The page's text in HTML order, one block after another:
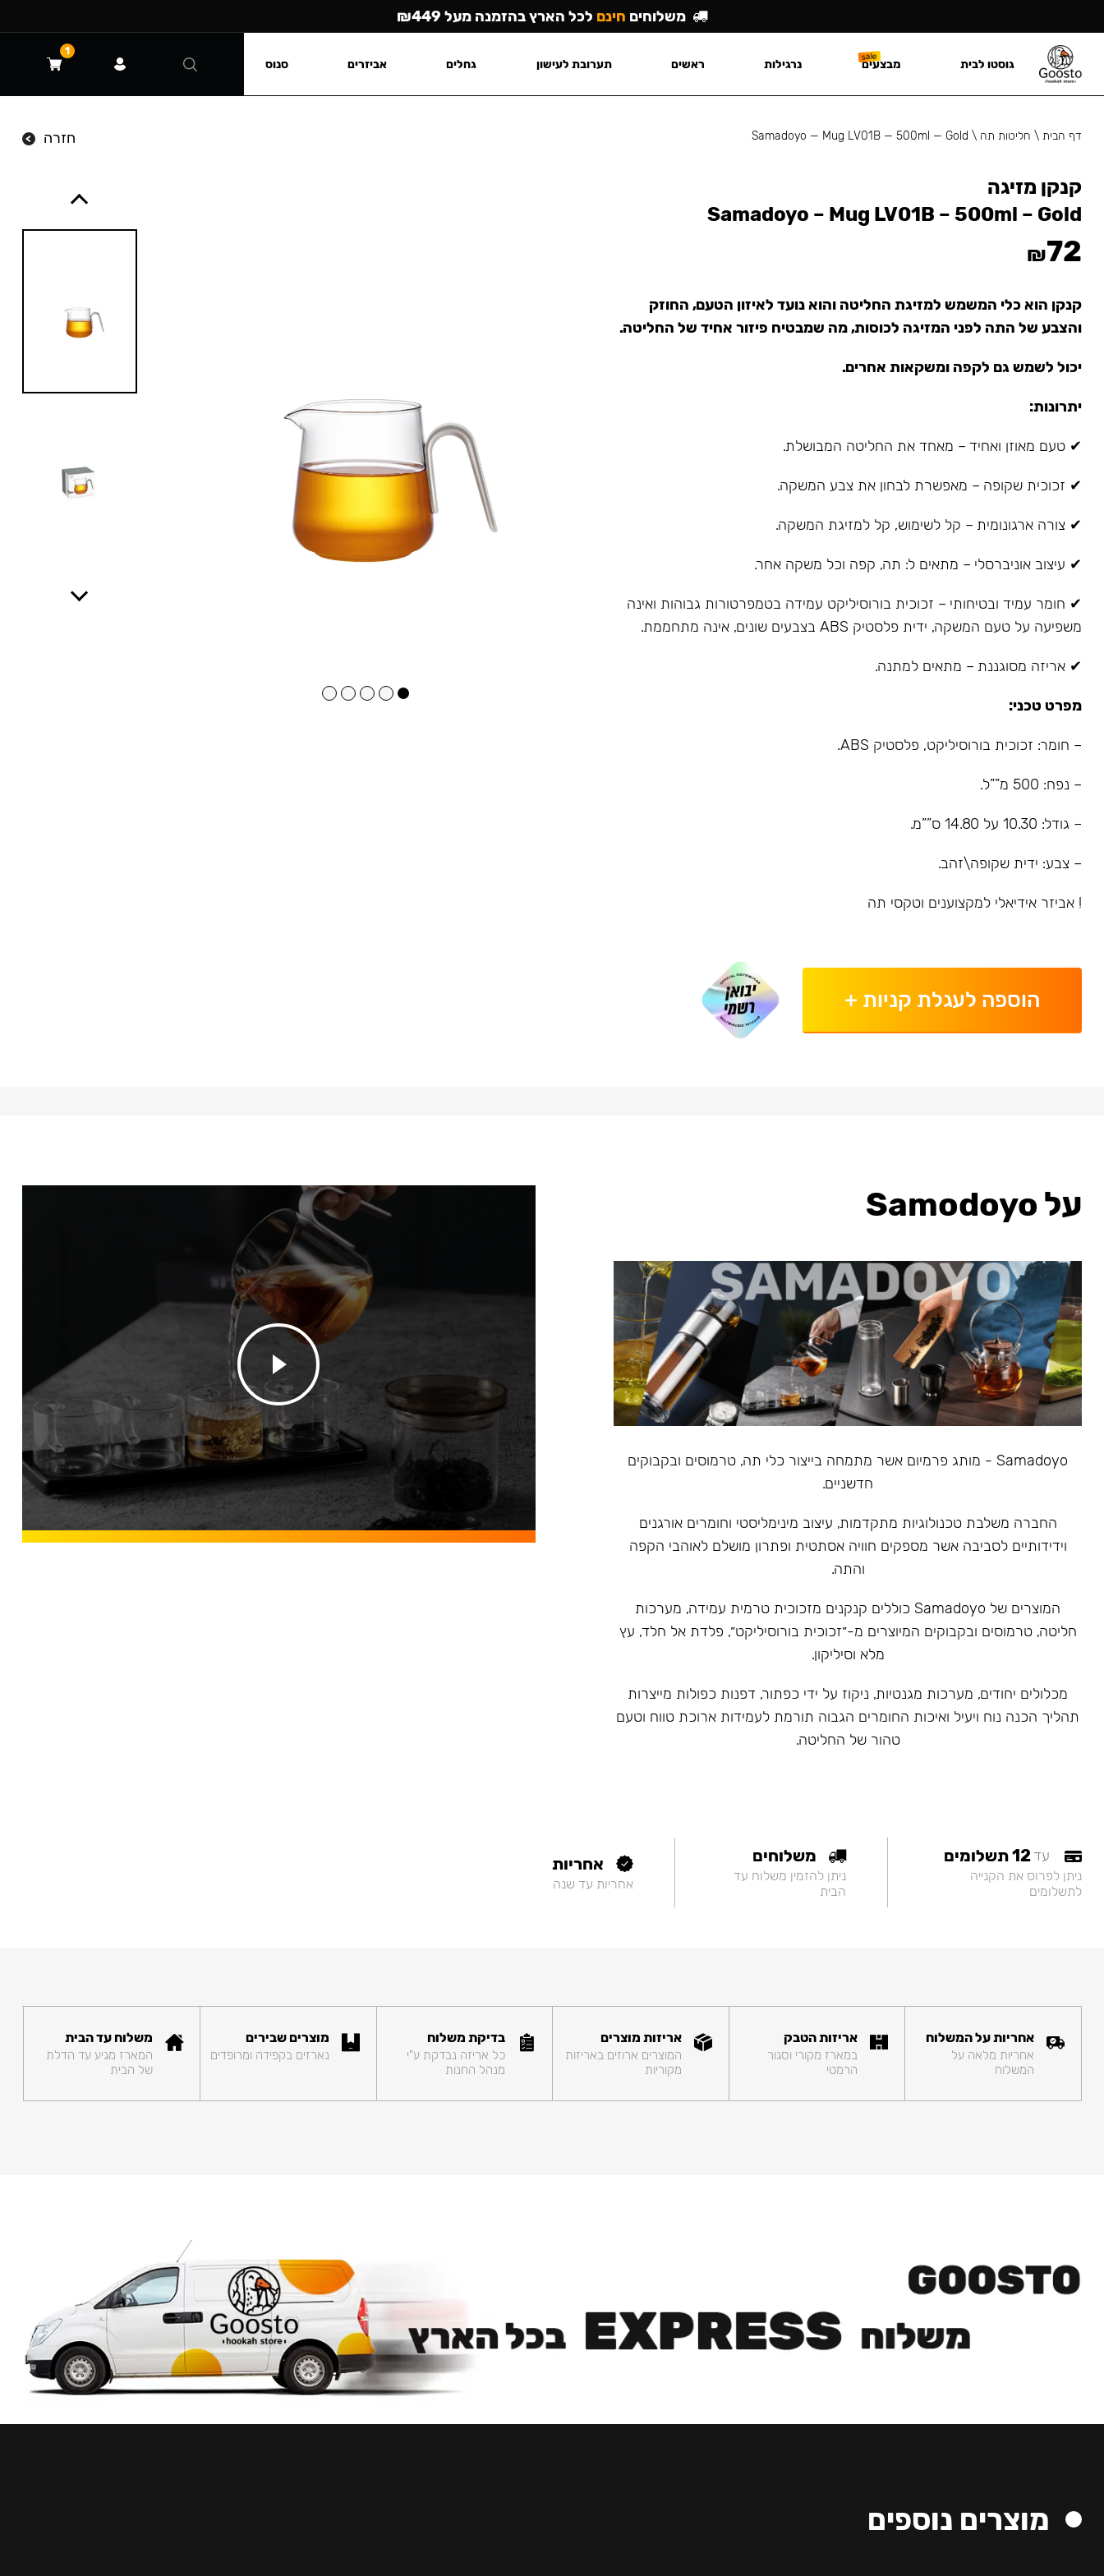
דף הבית\ חליטות תה \
Samadoyo — Mug LV01B — 500ml — Gold חזרה
קנקן מזיגה
Samadoyo – Mug LV01B – 500ml – Gold
₪72
קנקן הוא כלי המשמש למזיגת החליטה והוא נועד לאיזון הטעם, החוזק
והצבע של התה לפני המזיגה לכוסות, מה שמבטיח פיזור אחיד של החליטה.
יכול לשמש גם לקפה ומשקאות אחרים.
יתרונות:
✔ טעם מאוזן ואחיד – מאחד את החליטה המבושלת.
✔ זכוכית שקופה – מאפשרת לבחון את צבע המשקה.
✔ צורה ארגונומית – קל לשימוש, קל למזיגת המשקה.
✔ עיצוב אוניברסלי – מתאים ל: תה, קפה וכל משקה אחר.
✔ חומר עמיד ובטיחותי – זכוכית בורוסיליקט עמידה בטמפרטורות גבוהות ואינה
משפיעה על טעם המשקה, ידית פלסטיק ABS בצבעים שונים, אינה מתחממת.
✔ אריזה מסוגננת – מתאים למתנה.
מפרט טכני:
– חומר: זכוכית בורוסיליקט, פלסטיק ABS.
– נפח: 500 מ””ל.
– גודל: 10.30 על 14.80 ס””מ.
– צבע: ידית שקופה\זהב.
! אביזר אידיאלי למקצוענים וטקסי תה
הוספה לעגלת קניות +
על Samodoyo
Samadoyo - מותג פרמיום אשר מתמחה בייצור כלי תה, טרמוסים ובקבוקים
חדשניים.
‏החברה משלבת טכנולוגיות מתקדמות, עיצוב מינימליסטי וחומרים אורגנים
וידידותיים לסביבה אשר מספקים חוויה אסתטית ופתרון מושלם לאוהבי הקפה
והתה.
המוצרים של Samadoyo כוללים קנקנים מזכוכית טרמית עמידה, מערכות
חליטה, טרמוסים ובקבוקים המיוצרים מ-״זכוכית בורוסיליקט״, פלדת אל חלד, עץ
מלא וסיליקון.
מכלולים יחודים, מערכות מגנטיות, ניקוז על ידי כפתור, דפנות כפולות מייצרות
תהליך הכנה נוח ויעיל ואיכות החומרים הגבוה תורמת לעמידות ארוכת טווח וטעם
טהור של החליטה.
עד12 תשלומים
ניתן לפרוס את הקנייה
לתשלומים
משלוחים
ניתן להזמין משלוח עד
הבית
אחריות
אחריות עד שנה
אחריות על המשלוח
אחריות מלאה על
המשלוח
אריזות הטבק
במארז מקורי וסגור
הרמטי
אריזות מוצרים
המוצרים ארוזים באריזות
מקוריות
בדיקת משלוח
כל אריזה נבדקת ע"י
מנהל החנות
מוצרים שבירים
נארזים בקפידה ומרופדים
משלוח עד הבית
המארז מגיע עד הדלת
של הבית
מוצרים נוספים
משלוחים חינם לכל הארץ בהזמנה מעל ₪449
גוסטו לבית מבצעים נרגילות ראשים תערובת לעישון גחלים אביזרים סנוס
1